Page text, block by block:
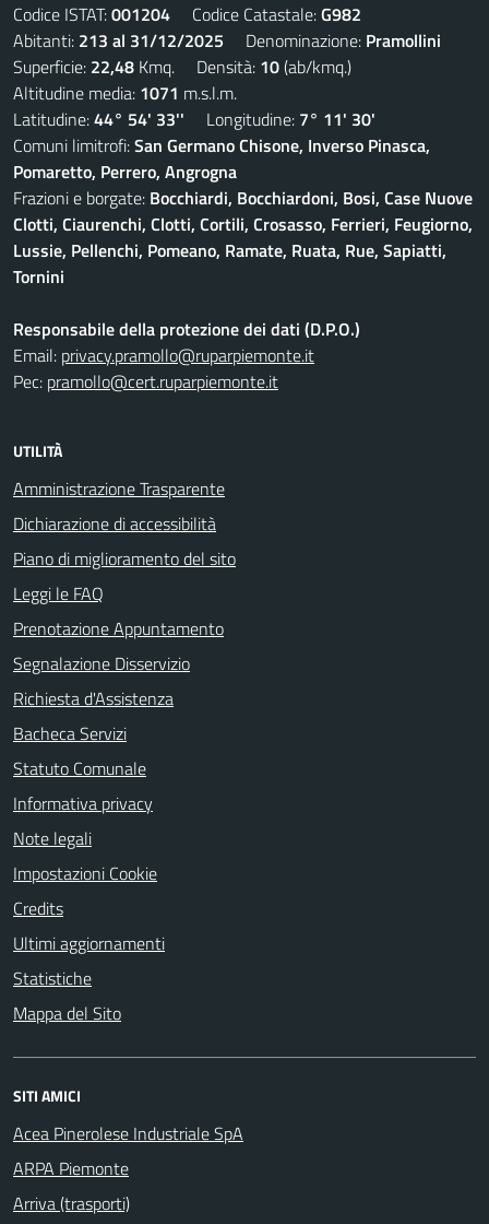
Codice ISTAT:001204 Codice Catastale:G982
Abitanti: 213 al 31/12/2025 Denominazione: Pramollini
Superficie: 22,48 Kmq. Densità: 10(ab/kmq.)
Altitudine media: 1071 m.s.l.m.
Latitudine:44° 54' 33'' Longitudine: 7° 11' 30'
Comuni limitrofi:San Germano Chisone, Inverso Pinasca,
Pomaretto, Perrero, Angrogna
Frazioni e borgate: Bocchiardi, Bocchiardoni, Bosi, Case Nuove
Clotti, Ciaurenchi, Clotti, Cortili, Crosasso, Ferrieri, Feugiorno,
Lussie, Pellenchi, Pomeano, Ramate, Ruata, Rue, Sapiatti,
Tornini
Responsabile della protezione dei dati (D.P.O.)
Email: privacy.pramollo@ruparpiemonte.it
Pec: pramollo@cert.ruparpiemonte.it
UTILITÀ
Amministrazione Trasparente
Dichiarazione di accessibilità
Piano di miglioramento del sito
Leggi le FAQ
Prenotazione Appuntamento
Segnalazione Disservizio
Richiesta d'Assistenza
Bacheca Servizi
Statuto Comunale
Informativa privacy
Note legali
Impostazioni Cookie
Credits
Ultimi aggiornamenti
Statistiche
Mappa del Sito
SITI AMICI
Acea Pinerolese Industriale SpA
ARPA Piemonte
Arriva (trasporti)